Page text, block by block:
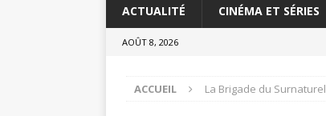
ACTUALITÉ CINÉMA ET SÉRIES
AOÛT 8, 2026
ACCUEIL La Brigade du Surnaturel